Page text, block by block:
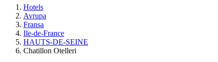
Hotels
Avrupa
Fransa
Ile-de-France
HAUTS-DE-SEINE
Chatillon Otelleri